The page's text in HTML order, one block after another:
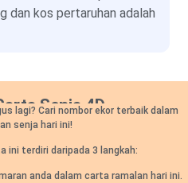
dan kos pertaruhan adalah
Senja 4D
lagi? Cari nombor ekor terbaik dalam
senja hari ini!
ini terdiri daripada 3 langkah:
anda dalam carta ramalan hari ini.